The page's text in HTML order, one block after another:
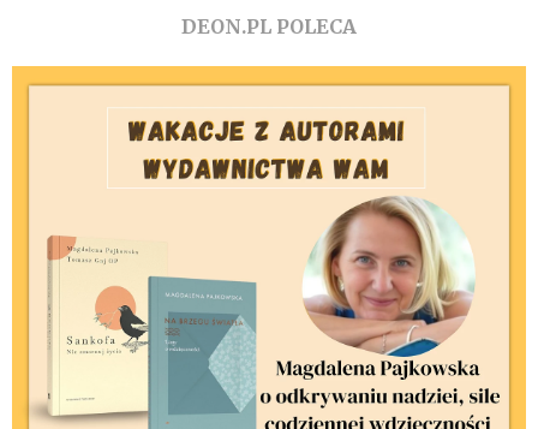
DEON.PL POLECA